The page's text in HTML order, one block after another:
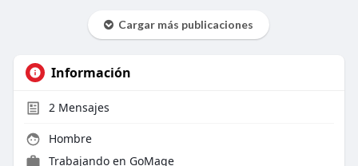
Cargar más publicaciones
Información
2Mensajes
Hombre
Trabajando en GoMage